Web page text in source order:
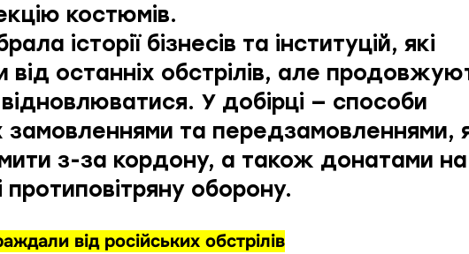
костюмів.
історії бізнесів та інституцій, які
останніх обстрілів, але
У добірці — способи
замовленнями та передзамовленнями,
з-за кордону, а також донатами на
протиповітряну оборону.
від російських обстрілів